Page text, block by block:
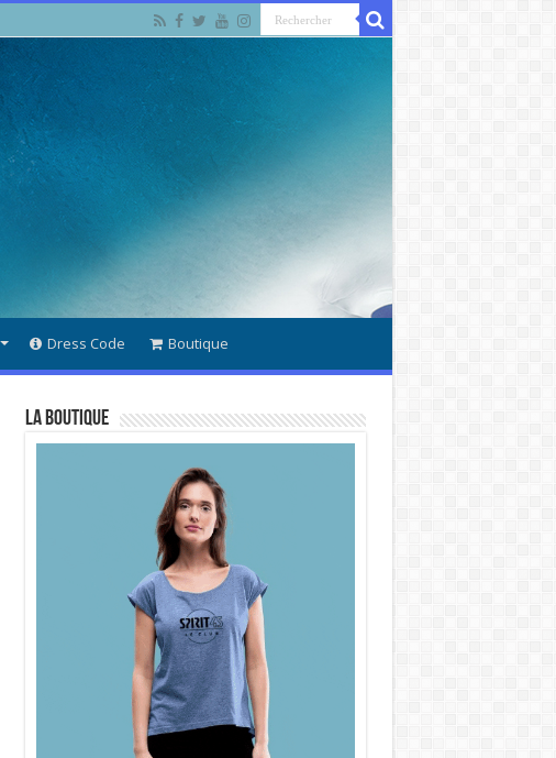
Dress Code Boutique
La Boutique